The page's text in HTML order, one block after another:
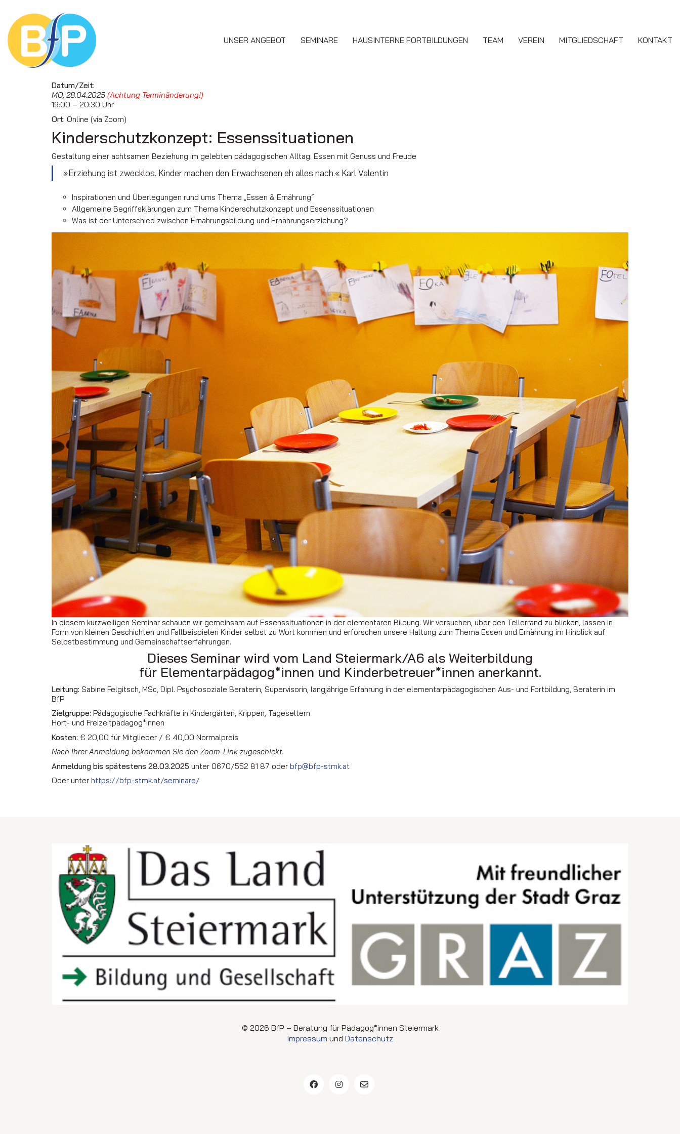
UNSER ANGEBOT SEMINARE HAUSINTERNE FORTBILDUNGEN TEAM VEREIN MITGLIEDSCHAFT KONTAKT
Datum/Zeit:
MO, 28.04.2025 (Achtung Terminänderung!)
19:00 – 20:30 Uhr
Ort: Online (via Zoom)
Kinderschutzkonzept: Essenssituationen
Gestaltung einer achtsamen Beziehung im gelebten pädagogischen Alltag: Essen mit Genuss und Freude
»Erziehung ist zwecklos. Kinder machen den Erwachsenen eh alles nach.« Karl Valentin
Inspirationen und Überlegungen rund ums Thema „Essen & Ernährung“
Allgemeine Begriffsklärungen zum Thema Kinderschutzkonzept und Essenssituationen
Was ist der Unterschied zwischen Ernährungsbildung und Ernährungserziehung?
In diesem kurzweiligen Seminar schauen wir gemeinsam auf Essenssituationen in der elementaren Bildung. Wir versuchen, über den Tellerrand zu blicken, lassen in
Form von kleinen Geschichten und Fallbeispielen Kinder selbst zu Wort kommen und erforschen unsere Haltung zum Thema Essen und Ernährung im Hinblick auf
Selbstbestimmung und Gemeinschaftserfahrungen.
Dieses Seminar wird vom Land Steiermark/A6 als Weiterbildung
für Elementarpädagog*innen und Kinderbetreuer*innen anerkannt.
Leitung: Sabine Felgitsch, MSc, Dipl. Psychosoziale Beraterin, Supervisorin, langjährige Erfahrung in der elementarpädagogischen Aus- und Fortbildung, Beraterin im
BfP
Zielgruppe: Pädagogische Fachkräfte in Kindergärten, Krippen, Tageseltern
Hort- und Freizeitpädagog*innen
Kosten: € 20,00 für Mitglieder / € 40,00 Normalpreis
Nach Ihrer Anmeldung bekommen Sie den Zoom-Link zugeschickt.
Anmeldung bis spätestens 28.03.2025 unter 0670/552 81 87 oder bfp@bfp-stmk.at
Oder unter https://bfp-stmk.at/seminare/
© 2026 BfP – Beratung für Pädagog*innen Steiermark
Impressum und Datenschutz